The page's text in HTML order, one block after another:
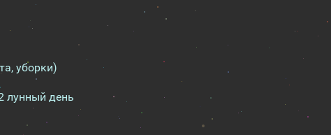
уборки)
лунный день